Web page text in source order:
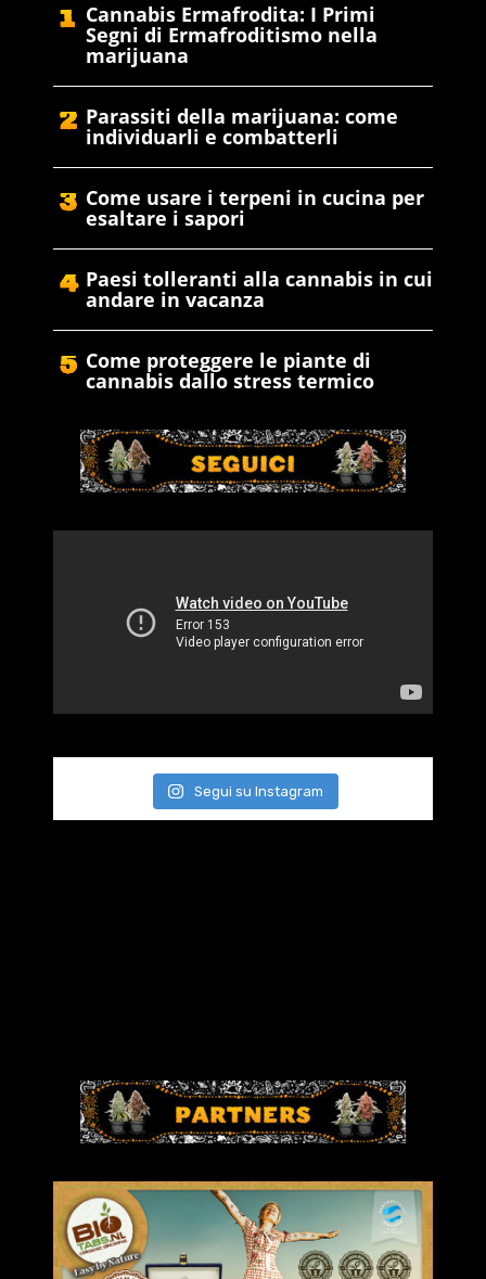
Cannabis Ermafrodita: I Primi
Segni di Ermafroditismo nella
marijuana
Parassiti della marijuana: come
individuarli e combatterli
Come usare i terpeni in cucina per
esaltare i sapori
Paesi tolleranti alla cannabis in cui
andare in vacanza
Come proteggere le piante di
cannabis dallo stress termico
Segui su Instagram